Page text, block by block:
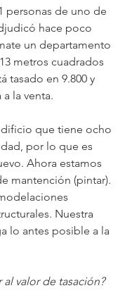
personas de uno de
hace poco
un departamento
metros cuadrados
tasado en 9.800 y
la venta.
que tiene ocho
por lo que es
Ahora estamos
mantención (pintar).
Nuestra
lo antes posible a la
al valor de tasación?